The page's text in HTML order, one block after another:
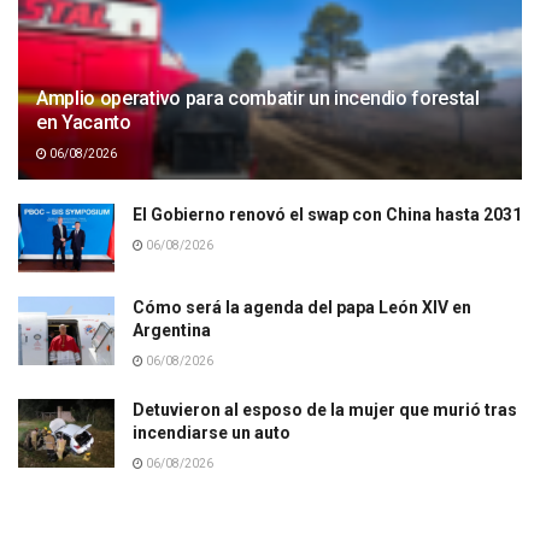
Amplio operativo para combatir un incendio forestal
en Yacanto
06/08/2026
El Gobierno renovó el swap con China hasta 2031
06/08/2026
Cómo será la agenda del papa León XIV en
Argentina
06/08/2026
Detuvieron al esposo de la mujer que murió tras
incendiarse un auto
06/08/2026